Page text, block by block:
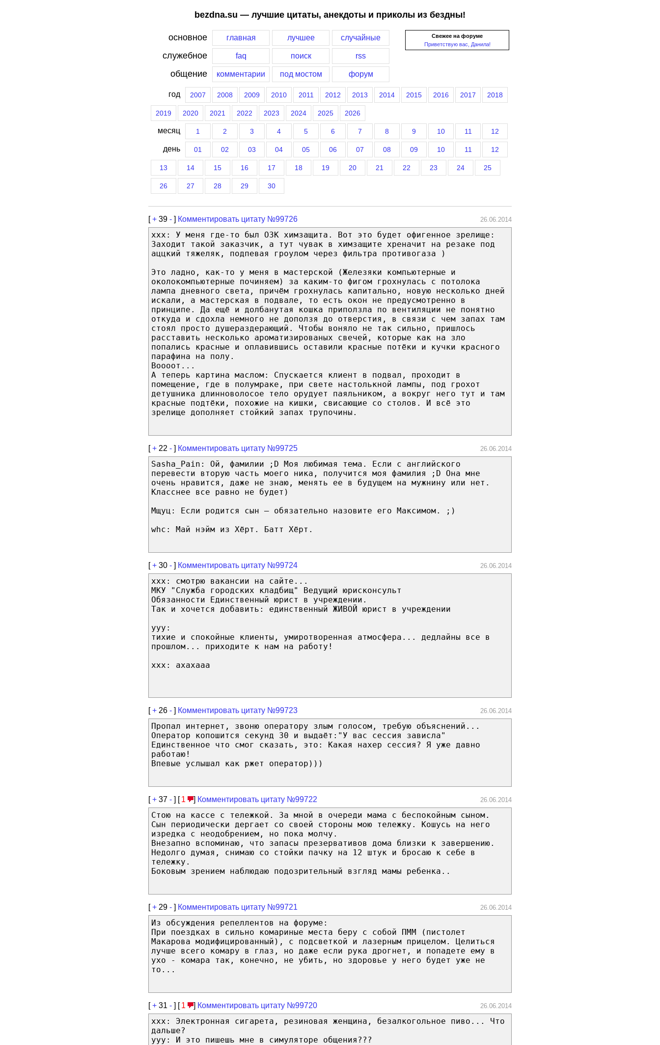
bezdna.su — лучшие цитаты, анекдоты и приколы из бездны!
Свежее на форуме
Приветствую вас, Данила!
основное главная лучшее случайные
служебное faq поиск rss
общение комментарии под мостом форум
год 2007 2008 2009 2010 2011 2012 2013 2014 2015 2016 2017 2018
2019 2020 2021 2022 2023 2024 2025 2026
месяц 1 2 3 4 5 6 7 8 9 10 11 12
день 01 02 03 04 05 06 07 08 09 10 11 12
13 14 15 16 17 18 19 20 21 22 23 24 25
26 27 28 29 30
[+ 39 - ] Комментировать цитату №99726 26.06.2014
xxx: У меня где-то был ОЗК химзащита. Вот это будет офигенное зрелище:
Заходит такой заказчик, а тут чувак в химзащите хреначит на резаке под
аццкий тяжеляк, подпевая гроулом через фильтра противогаза )
Это ладно, как-то у меня в мастерской (Железяки компьютерные и
околокомпьютерные починяем) за каким-то фигом грохнулась с потолока
лампа дневного света, причём грохнулась капитально, новую несколько дней
искали, а мастерская в подвале, то есть окон не предусмотренно в
принципе. Да ещё и долбанутая кошка приползла по вентиляции не понятно
откуда и сдохла немного не доползя до отверстия, в связи с чем запах там
стоял просто душераздерающий. Чтобы воняло не так сильно, пришлось
расставить несколько ароматизированых свечей, которые как на зло
попались красные и оплавившись оставили красные потёки и кучки красного
парафина на полу.
Воооот...
А теперь картина маслом: Спускается клиент в подвал, проходит в
помещение, где в полумраке, при свете настолькной лампы, под грохот
детушника длинноволосое тело орудует паяльником, а вокруг него тут и там
красные подтёки, похожие на кишки, свисающие со столов. И всё это
зрелище дополняет стойкий запах трупочины.
[+ 22 - ] Комментировать цитату №99725 26.06.2014
Sasha_Pain: Ой, фамилии ;D Моя любимая тема. Если с английского
перевести вторую часть моего ника, получится моя фамилия ;D Она мне
очень нравится, даже не знаю, менять ее в будущем на мужнину или нет.
Класснее все равно не будет)
Мщуц: Если родится сын — обязательно назовите его Максимом. ;)
whc: Май нэйм из Хёрт. Батт Хёрт.
[+ 30 - ] Комментировать цитату №99724 26.06.2014
xxx: смотрю вакансии на сайте...
МКУ "Служба городских кладбищ" Ведущий юрисконсульт
Обязанности Единственный юрист в учреждении.
Так и хочется добавить: единственный ЖИВОЙ юрист в учреждении
ууу:
тихие и спокойные клиенты, умиротворенная атмосфера... дедлайны все в
прошлом... приходите к нам на работу!
xxx: ахахааа
[+ 26 - ] Комментировать цитату №99723 26.06.2014
Пропал интернет, звоню оператору злым голосом, требую объяснений...
Оператор копошится секунд 30 и выдаёт:"У вас сессия зависла"
Единственное что смог сказать, это: Какая нахер сессия? Я уже давно
работаю!
Впевые услышал как ржет оператор)))
[+ 37 - ] [ 1 ] Комментировать цитату №99722 26.06.2014
Стою на кассе с тележкой. За мной в очереди мама с беспокойным сыном.
Сын периодически дергает со своей стороны мою тележку. Кошусь на него
изредка с неодобрением, но пока молчу.
Внезапно вспоминаю, что запасы презервативов дома близки к завершению.
Недолго думая, снимаю со стойки пачку на 12 штук и бросаю к себе в
тележку.
Боковым зрением наблюдаю подозрительный взгляд мамы ребенка..
[+ 29 - ] Комментировать цитату №99721 26.06.2014
Из обсуждения репеллентов на форуме:
При поездках в сильно комариные места беру с собой ПММ (пистолет
Макарова модифицированный), с подсветкой и лазерным прицелом. Целиться
лучше всего комару в глаз, но даже если рука дрогнет, и попадете ему в
ухо - комара так, конечно, не убить, но здоровье у него будет уже не
то...
[+ 31 - ] [ 1 ] Комментировать цитату №99720 26.06.2014
xxx: Электронная сигарета, резиновая женщина, безалкогольное пиво... Что
дальше?
yyy: И это пишешь мне в симуляторе общения???